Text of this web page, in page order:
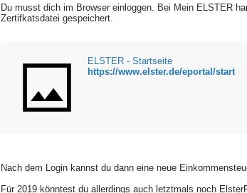
Du musst dich im Browser einloggen. Bei Mein ELSTER
Zertifkatsdatei gespeichert.
ELSTER - Startseite
https://www.elster.de/eportal/start
Nach dem Login kannst du dann eine neue
Für 2019 könntest du allerdings auch letztmals noch